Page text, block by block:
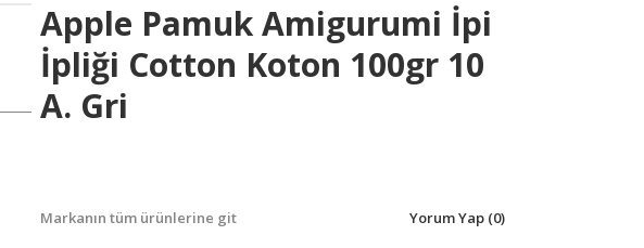
Apple Pamuk Amigurumi İpi
İpliği Cotton Koton 100gr 10
A. Gri
Markanın tüm ürünlerine git Yorum Yap (0)